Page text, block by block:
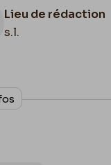
Lieu de rédaction
s.l.
Belgique,